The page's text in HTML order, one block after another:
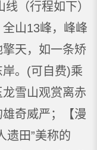
（行程如下）
山13峰，峰峰
天，如一条矫
。(可自费)乘
雪山观赏离赤
奇威严；【漫
遗田”美称的